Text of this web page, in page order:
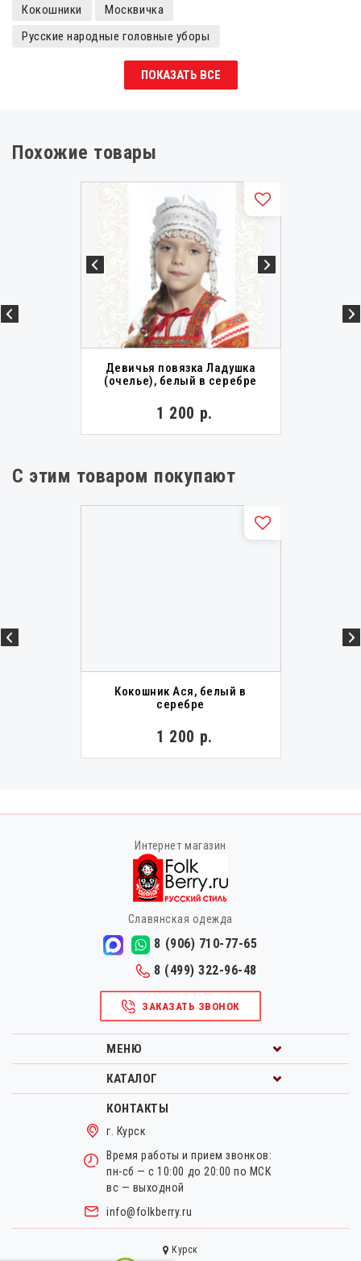
Кокошники
Москвичка
Русские народные головные уборы
Кокошники с камнями
Кокошники царевны
Кокошники детские
ПОКАЗАТЬ ВСЕ
Похожие товары
Девичья повязка Ладушка
(очелье), белый в серебре
1 200 р.
С этим товаром покупают
Кокошник Ася, белый в
серебре
1 200 р.
Интернет магазин
Славянская одежда
8 (906) 710-77-65
8 (499) 322-96-48
ЗАКАЗАТЬ ЗВОНОК
МЕНЮ
КАТАЛОГ
КОНТАКТЫ
г. Курск
Время работы и прием звонков:
пн-сб — с 10:00 до 20:00 по МСК
вс — выходной
info@folkberry.ru
Курск